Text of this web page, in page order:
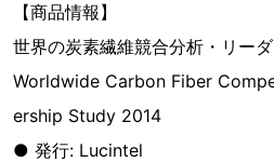
【商品情報】
世界の炭素繊維競合分析・リー
Worldwide Carbon Fiber
ership Study 2014
● 発行: Lucintel